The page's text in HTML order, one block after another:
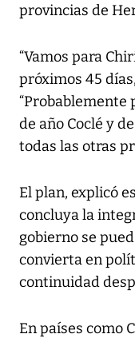
provincias de
“Vamos para
próximos 45
“Probablemente
de año Coclé y
todas las otras
El plan, explicó
concluya la
gobierno se
convierta en
continuidad
En países como